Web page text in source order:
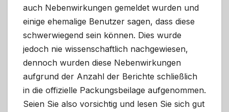
auch Nebenwirkungen gemeldet wurden und
einige ehemalige Benutzer sagen, dass diese
schwerwiegend sein können. Dies wurde
jedoch nie wissenschaftlich nachgewiesen,
dennoch wurden diese Nebenwirkungen
aufgrund der Anzahl der Berichte schließlich
in die offizielle Packungsbeilage aufgenommen.
Seien Sie also vorsichtig und lesen Sie sich gut